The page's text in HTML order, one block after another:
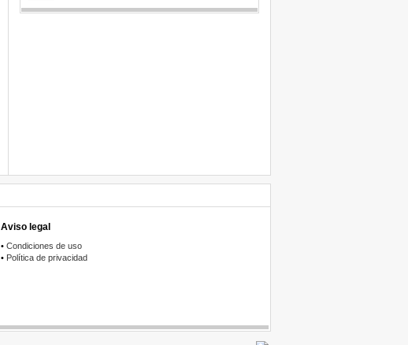
Aviso legal
• Condiciones de uso
• Política de privacidad